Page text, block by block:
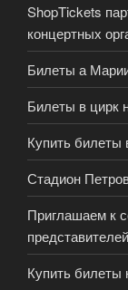
ShopTickets
концертных
Билеты а
Билеты в цирк
Купить билеты
Стадион
Приглашаем к
представителей
Купить билеты